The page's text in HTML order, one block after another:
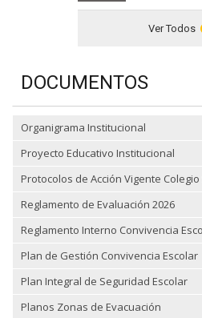
Ver Todos
DOCUMENTOS
Organigrama Institucional
Proyecto Educativo Institucional
Protocolos de Acción Vigente Colegio
Reglamento de Evaluación 2026
Reglamento Interno Convivencia
Plan de Gestión Convivencia Escolar
Plan Integral de Seguridad Escolar
Planos Zonas de Evacuación